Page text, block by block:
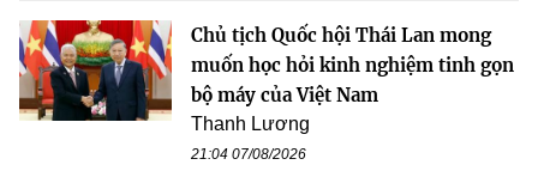
Chủ tịch Quốc hội Thái Lan mong
muốn học hỏi kinh nghiệm tinh gọn
bộ máy của Việt Nam
Thanh Lương
21:04 07/08/2026